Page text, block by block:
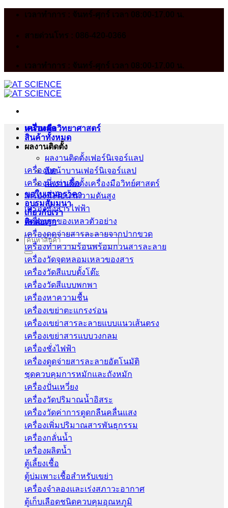
Skip
เวลาทำการ : จันทร์-ศุกร์ เวลา 08:00-17.00 น.
สายด่วนโทร : 086-420-0366
เวลาทำการ : จันทร์-ศุกร์ เวลา 08:00-17.00 น.
หน้าหลัก
สินค้าทั้งหมด
ผลงานติดตั้ง
ผลงานติดตั้งเฟอร์นิเจอร์เเลป
สีหน้าบานเฟอร์นิเจอร์เเลป
ผลงานติดตั้งเครื่องมือวิทย์ศาสตร์
ขอใบเสนอราคา
อบรมสัมมนา
เกี่ยวกับเรา
ติดต่อเรา
Search
for:
เครื่องมือวิทยาศาสตร์
เครื่องบด
เครื่องนึ่งฆ่าเชื้อ
เครื่องนึ่งไอน้ำความดันสูง
เครื่องชั่งสารไฟฟ้า
เครื่องดูดของเหลวตัวอย่าง
เครื่องดูดจ่ายสารละลายจากปากขวด
เครื่องทำความร้อนพร้อมกวนสารละลาย
เครื่องวัดจุดหลอมเหลวของสาร
เครื่องวัดสีแบบตั้งโต๊ะ
เครื่องวัดสีแบบพกพา
เครื่องหาความชื้น
เครื่องเขย่าตะแกรงร่อน
เครื่องเขย่าสารละลายแบบแนวเส้นตรง
เครื่องเขย่าสารแบบวงกลม
เครื่องชั่งไฟฟ้า
เครื่องดูดจ่ายสารละลายอัตโนมัติ
ชุดควบคุมการหมักและถังหมัก
เครื่องปั่นเหวี่ยง
เครื่องวัดปริมาณน้ำอิสระ
เครื่องวัดค่าการดูดกลืนคลื่นแสง
เครื่องเพิ่มปริมาณสารพันธุกรรม
เครื่องกลั่นน้ำ
เครื่องผลิตน้ำ
ตู้เลี้ยงเชื้อ
ตู้บ่มเพาะเชื้อสำหรับเขย่า
เครื่องจำลองและเร่งสภาวะอากาศ
ตู้เก็บเลือดชนิดควบคุมอุณหภูมิ